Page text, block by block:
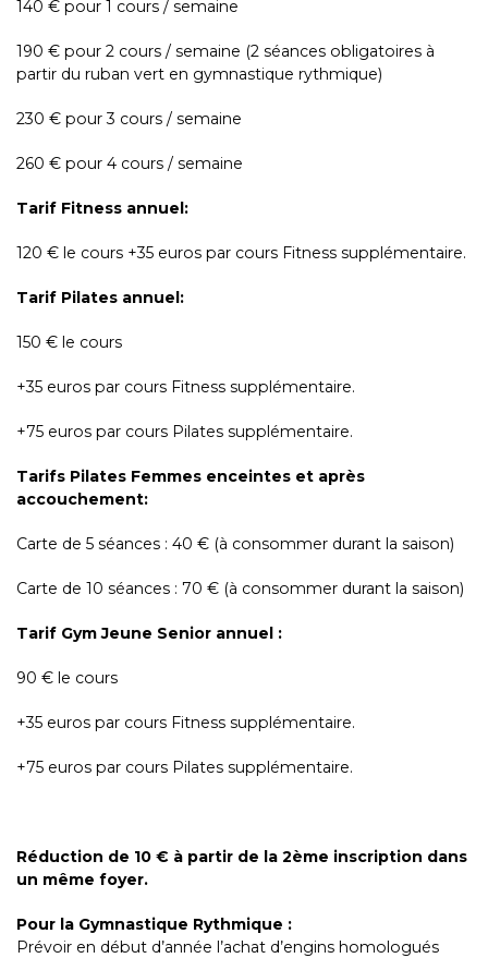
140 € pour 1 cours / semaine
190 € pour 2 cours / semaine (2 séances obligatoires à
partir du ruban vert en gymnastique rythmique)
230 € pour 3 cours / semaine
260 € pour 4 cours / semaine
Tarif Fitness annuel:
120 € le cours +35 euros par cours Fitness supplémentaire.
Tarif Pilates annuel:
150 € le cours
+35 euros par cours Fitness supplémentaire.
+75 euros par cours Pilates supplémentaire.
Tarifs Pilates Femmes enceintes et après
accouchement:
Carte de 5 séances : 40 € (à consommer durant la saison)
Carte de 10 séances : 70 € (à consommer durant la saison)
Tarif Gym Jeune Senior annuel :
90 € le cours
+35 euros par cours Fitness supplémentaire.
+75 euros par cours Pilates supplémentaire.
Réduction de 10 € à partir de la 2ème inscription dans
un même foyer.
Pour la Gymnastique Rythmique :
Prévoir en début d’année l’achat d’engins homologués